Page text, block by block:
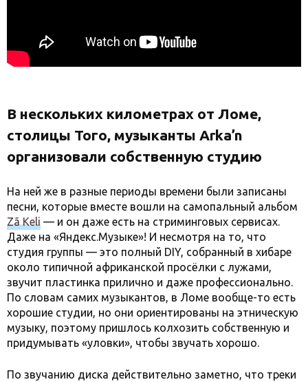
В нескольких километрах от Ломе,
столицы Того, музыканты Arka’n
организовали собственную студию
На ней же в разные периоды времени были записаны
песни, которые вместе вошли на самопальный альбом
Zã Keli — и он даже есть на стриминговых сервисах.
Даже на «Яндекс.Музыке»! И несмотря на то, что
студия группы — это полный DIY, собранный в хибаре
около типичной африканской просёлки с лужами,
звучит пластинка прилично и даже профессионально.
По словам самих музыкантов, в Ломе вообще-то есть
хорошие студии, но они ориентированы на этническую
музыку, поэтому пришлось колхозить собственную и
придумывать «уловки», чтобы звучать хорошо.
По звучанию диска действительно заметно, что треки